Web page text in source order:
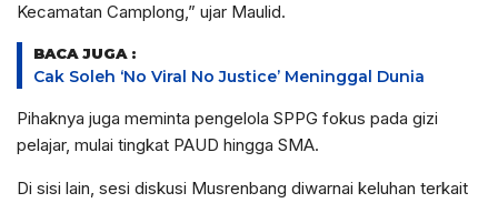
Kecamatan Camplong,” ujar Maulid.
BACA JUGA :
Cak Soleh ‘No Viral No Justice’ Meninggal Dunia
Pihaknya juga meminta pengelola SPPG fokus pada gizi
pelajar, mulai tingkat PAUD hingga SMA.
Di sisi lain, sesi diskusi Musrenbang diwarnai keluhan terkait